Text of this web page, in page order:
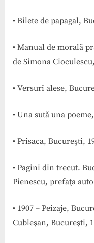
• Bilete de papagal,
• Manual de morală
de Simona
• Versuri alese,
• Una sută una
• Prisaca, Bucureşti,
• Pagini din trecut.
Pienescu, prefaţa
• 1907 – Peizaje,
Cubleşan, Bucureşti,